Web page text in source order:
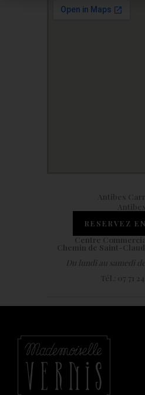
Antibes
Antibes
RESERVEZ
Centre
Chemin de Saint-
Du lundi au samedi
Tél.: 07 71